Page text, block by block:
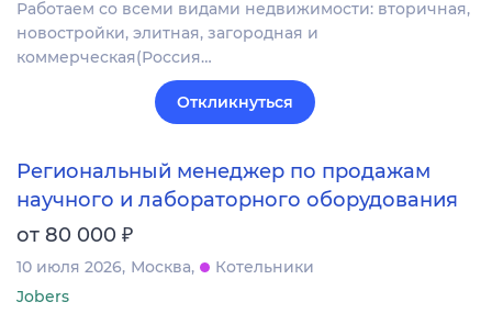
Работаем со всеми видами недвижимости: вторичная,
новостройки, элитная, загородная и
коммерческая(Россия…
Откликнуться
Региональный менеджер по продажам
научного и лабораторного оборудования
от 80 000 ₽
10 июля 2026 Москва
Котельники
Jobers